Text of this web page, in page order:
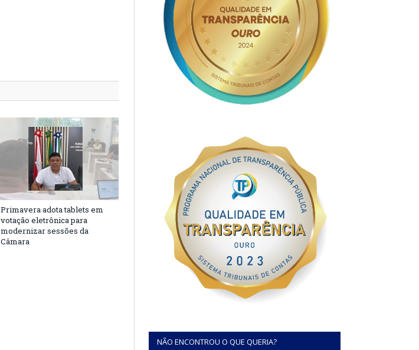
Primavera adota tablets em
votação eletrônica para
modernizar sessões da
Câmara
NÃO ENCONTROU O QUE QUERIA?